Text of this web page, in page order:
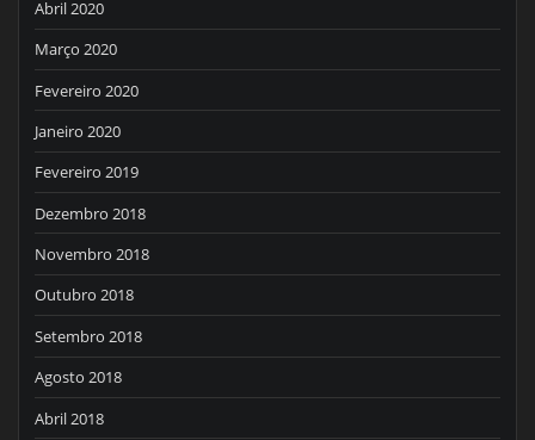
Abril 2020
Março 2020
Fevereiro 2020
Janeiro 2020
Fevereiro 2019
Dezembro 2018
Novembro 2018
Outubro 2018
Setembro 2018
Agosto 2018
Abril 2018